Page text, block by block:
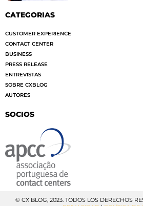
CATEGORIAS
CUSTOMER EXPERIENCE
CONTACT CENTER
BUSINESS
PRESS RELEASE
ENTREVISTAS
SOBRE CXBLOG
AUTORES
SOCIOS
© CX BLOG, 2023. TODOS LOS DERECHOS